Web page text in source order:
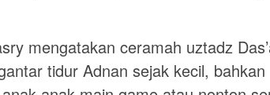
mengatakan ceramah uztadz
tidur Adnan sejak kecil, bahkan